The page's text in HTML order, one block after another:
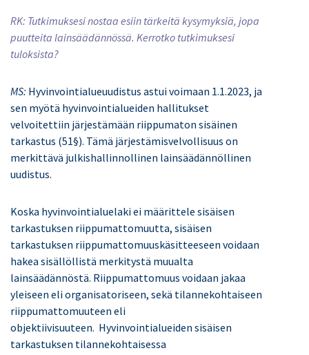
RK: Tutkimuksesi nostaa esiin tärkeitä kysymyksiä, jopa
puutteita lainsäädännössä. Kerrotko tutkimuksesi
tuloksista?
MS: Hyvinvointialueuudistus astui voimaan 1.1.2023, ja
sen myötä hyvinvointialueiden hallitukset
velvoitettiin järjestämään riippumaton sisäinen
tarkastus (51§). Tämä järjestämisvelvollisuus on
merkittävä julkishallinnollinen lainsäädännöllinen
uudistus.
Koska hyvinvointialuelaki ei määrittele sisäisen
tarkastuksen riippumattomuutta, sisäisen
tarkastuksen riippumattomuuskäsitteeseen voidaan
hakea sisällöllistä merkitystä muualta
lainsäädännöstä. Riippumattomuus voidaan jakaa
yleiseen eli organisatoriseen, sekä tilannekohtaiseen
riippumattomuuteen eli
objektiivisuuteen. Hyvinvointialueiden sisäisen
tarkastuksen tilannekohtaisessa